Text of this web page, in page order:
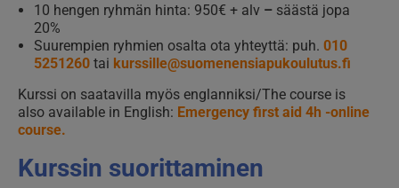
10 hengen ryhmän hinta: 950€ + alv– säästä jopa
20%
Suurempien ryhmien osalta ota yhteyttä: puh. 010
5251260tai kurssille@suomenensiapukoulutus.fi
Kurssi on saatavilla myös englanniksi/The course is
also available in English: Emergency first aid 4h -online
course.
Kurssin suorittaminen